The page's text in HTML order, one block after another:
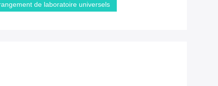
de laboratoire universels